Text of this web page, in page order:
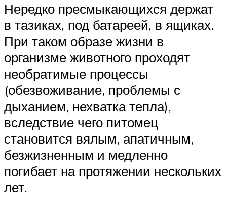
Нередко пресмыкающихся держат
в тазиках, под батареей, в ящиках.
При таком образе жизни в
организме животного проходят
необратимые процессы
(обезвоживание, проблемы с
дыханием, нехватка тепла),
вследствие чего питомец
становится вялым, апатичным,
безжизненным и медленно
погибает на протяжении нескольких
лет.